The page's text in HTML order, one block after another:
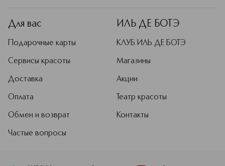
Для вас
Подарочные карты
Сервисы красоты
Доставка
Оплата
Обмен и возврат
Частые вопросы
ИЛЬ ДЕ БОТЭ
КЛУБ ИЛЬ ДЕ БОТЭ
Магазины
Акции
Театр красоты
Контакты